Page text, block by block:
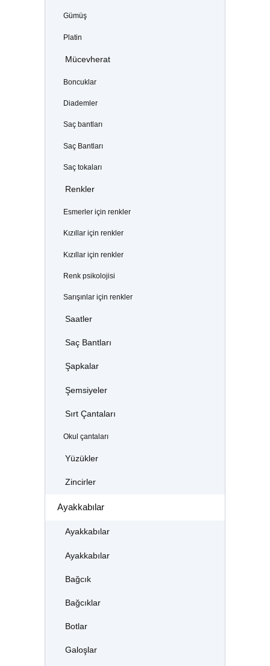
Gümüş
Platin
Mücevherat
Boncuklar
Diademler
Saç bantları
Saç Bantları
Saç tokaları
Renkler
Esmerler için renkler
Kızıllar için renkler
Kızıllar için renkler
Renk psikolojisi
Sarışınlar için renkler
Saatler
Saç Bantları
Şapkalar
Şemsiyeler
Sırt Çantaları
Okul çantaları
Yüzükler
Zincirler
Ayakkabılar
Ayakkabılar
Ayakkabılar
Bağcık
Bağcıklar
Botlar
Galoşlar